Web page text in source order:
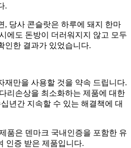
.
, 당사 콘슬랏은 하루에 돼지 한마
에도 돈방이 더러워지지 않고 모두
인한 결과가 있었습니다.
재만을 사용할 것을 약속 드립니다.
리손상을 최소화하는 제품에 대한
년간 지속할 수 있는 해결책에 대
품은 덴마크 국내인증을 포함한 유
인증 받은 제품입니다.